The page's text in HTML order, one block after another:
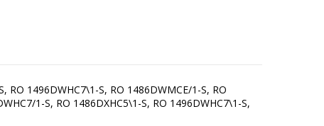
RO 1496DWHC7\1-S, RO 1486DWMCE/1-S, RO
1-S, RO 1486DXHC5\1-S, RO 1496DWHC7\1-S,